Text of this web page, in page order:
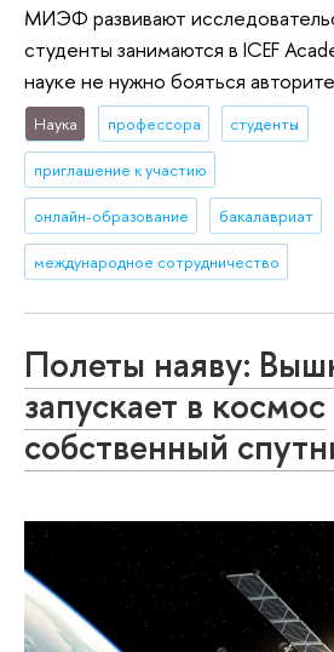
МИЭФ развивают
студенты занимаются в ICEF
науке не нужно бояться
Наука профессора студенты
приглашение к участию
онлайн-образование бакалавриат
международное сотрудничество
Полеты наяву:
запускает в космос
собственный